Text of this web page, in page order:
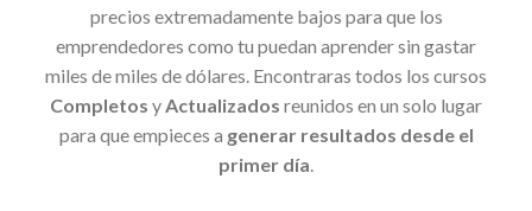
precios extremadamente bajos para que los
emprendedores como tu puedan aprender sin gastar
miles de miles de dólares. Encontraras todos los cursos
Completos yActualizados reunidos en un solo lugar
para que empieces a generar resultados desde el
primer día.